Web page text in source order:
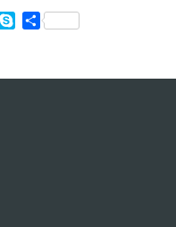
SkypeCondividi